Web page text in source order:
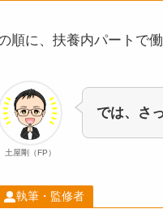
順に、扶養内パートで
土屋剛（FP）
では、さ
執筆・監修者